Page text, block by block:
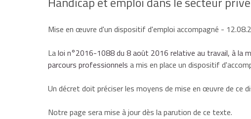
Mise en œuvre d'un dispositif d'emploi accompagné -
Laloi n°2016-1088 du 8 août 2016 relative au travail, à la
parcours professionnels a mis en place un dispositif
Un décret doit préciser les moyens de mise en œuvre de ce
Notre page sera mise à jour dès la parution de ce texte.